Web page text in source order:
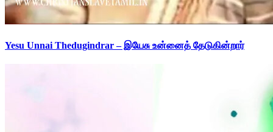
Yesu Unnai Thedugindrar – இயேசு உன்னைத் தேடுகின்றார்